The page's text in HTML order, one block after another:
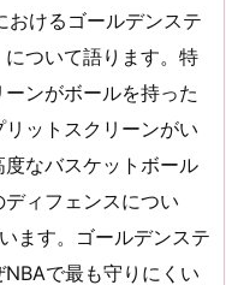
けるゴールデンステ
ついて語ります。特
ンがボールを持った
ットスクリーンがい
なバスケットボール
ィフェンスについ
ます。ゴールデンステ
で最も守りにくい